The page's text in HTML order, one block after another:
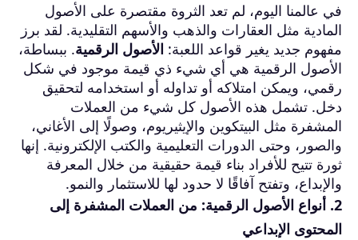
في عالمنا اليوم، لم تعد الثروة مقتصرة على الأصول
المادية مثل العقارات والذهب والأسهم التقليدية. لقد برز
مفهوم جديد يغير قواعد اللعبة: الأصول الرقمية. ببساطة،
الأصول الرقمية هي أي شيء ذي قيمة موجود في شكل
رقمي، ويمكن امتلاكه أو تداوله أو استخدامه لتحقيق
دخل. تشمل هذه الأصول كل شيء من العملات
المشفرة مثل البيتكوين والإيثيريوم، وصولًا إلى الأغاني،
والصور، وحتى الدورات التعليمية والكتب الإلكترونية. إنها
ثورة تتيح للأفراد بناء قيمة حقيقية من خلال المعرفة
والإبداع، وتفتح آفاقًا لا حدود لها للاستثمار والنمو.
2. أنواع الأصول الرقمية: من العملات المشفرة إلى
المحتوى الإبداعي